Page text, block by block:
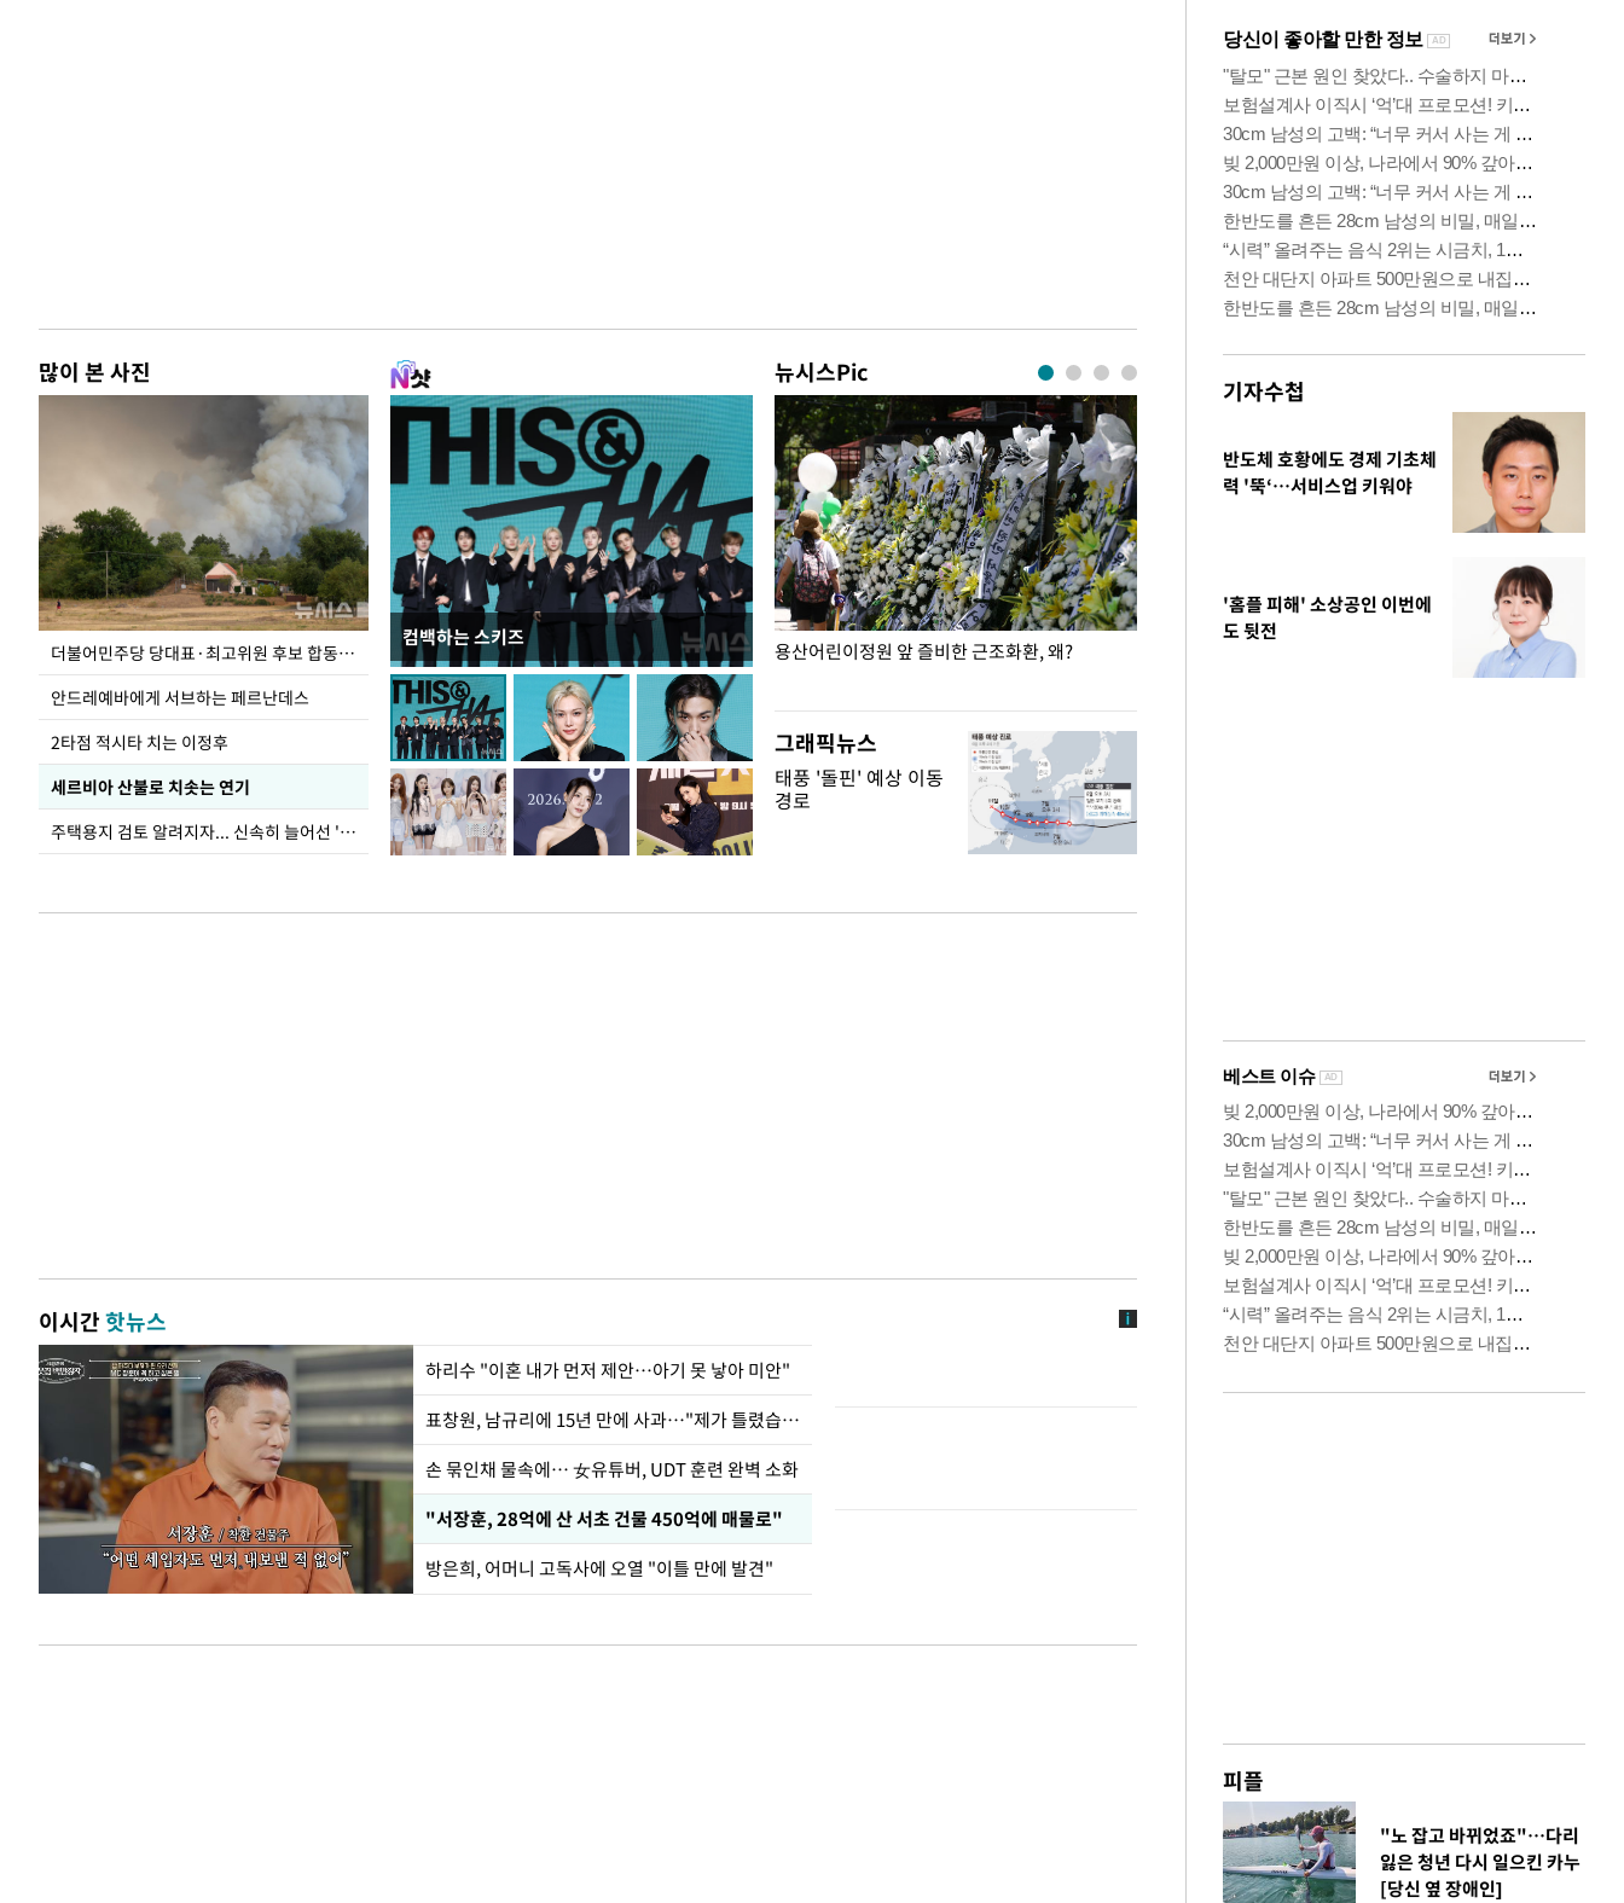
많이 본 사진
더불어민주당 당대표·최고위원 후보 합동연설회
안드레예바에게 서브하는 페르난데스
2타점 적시타 치는 이정후
세르비아 산불로 치솟는 연기
주택용지 검토 알려지자... 신속히 늘어선 '근조화환'
컴백하는 스키즈
뉴시스Pic
사진으로 보는 일주일 용산어린이정원 앞 즐비한 근조화환, 왜? 이번주 국회에는 무슨 일이? [뉴시스국회토pic] 청와대 일주일
그래픽뉴스
태풍 '돌핀' 예상 이동
경로
이시간핫뉴스
하리수 "이혼 내가 먼저 제안…아기 못 낳아 미안"
표창원, 남규리에 15년 만에 사과…"제가 틀렸습니다"
손 묶인채 물속에… 女유튜버, UDT 훈련 완벽 소화
"서장훈, 28억에 산 서초 건물 450억에 매물로"
방은희, 어머니 고독사에 오열 "이틀 만에 발견"
기자수첩
반도체 호황에도 경제 기초체
력 '뚝‘…서비스업 키워야
'홈플 피해' 소상공인 이번에
도 뒷전
피플
"노 잡고 바뀌었죠"…다리
잃은 청년 다시 일으킨 카누
[당신 옆 장애인]